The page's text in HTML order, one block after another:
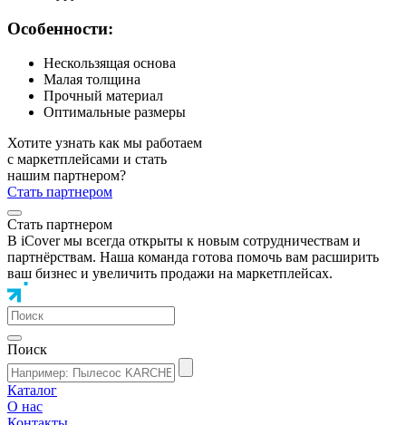
Особенности:
Нескользящая основа
Малая толщина
Прочный материал
Оптимальные размеры
Хотите узнать как мы работаем
с маркетплейсами и стать
нашим партнером?
Стать партнером
Стать партнером
В iCover мы всегда открыты к новым сотрудничествам и
партнёрствам. Наша команда готова помочь вам расширить
ваш бизнес и увеличить продажи на маркетплейсах.
Поиск
Каталог
О нас